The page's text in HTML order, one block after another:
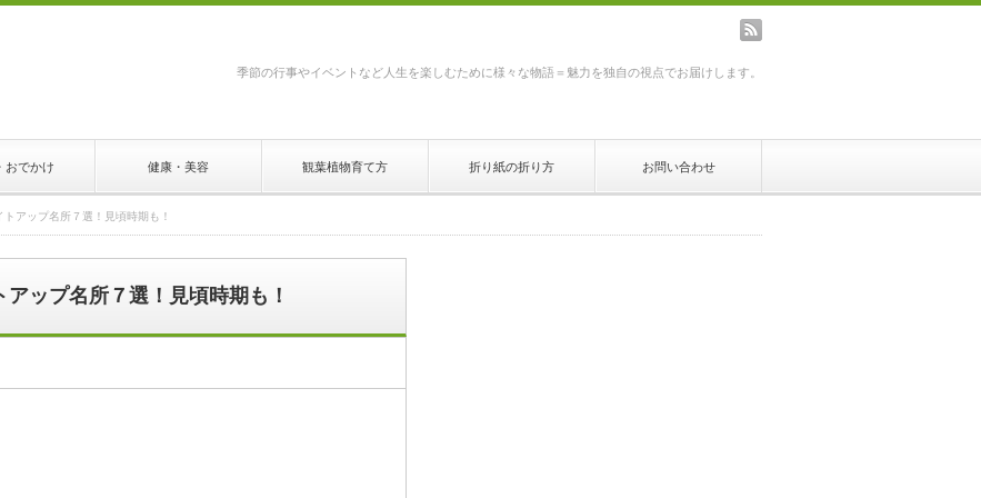
季節の行事やイベントなど人生を楽しむために様々な物語＝魅力を独自の視点でお届けします。
おでかけ 健康・美容 観葉植物育て方 折り紙の折り方 お問い合わせ
アップ名所７選！見頃時期も！
ップ名所７選！見頃時期も！